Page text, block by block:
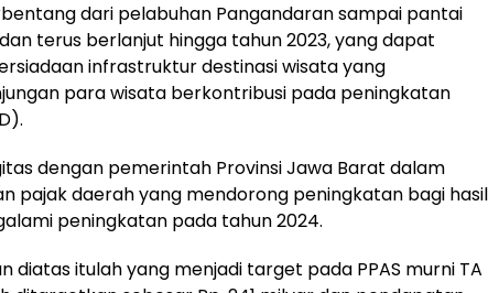
dari pelabuhan Pangandaran sampai pantai
terus berlanjut hingga tahun 2023, yang dapat
infrastruktur destinasi wisata yang
para wisata berkontribusi pada peningkatan
dengan pemerintah Provinsi Jawa Barat dalam
pajak daerah yang mendorong peningkatan bagi hasil
peningkatan pada tahun 2024.
diatas itulah yang menjadi target pada PPAS murni TA